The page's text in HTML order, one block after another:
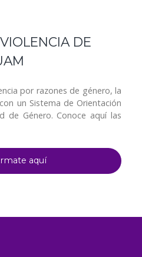
DE
por razones de género, la
un Sistema de Orientación
de Género. Conoce aquí las
aquí